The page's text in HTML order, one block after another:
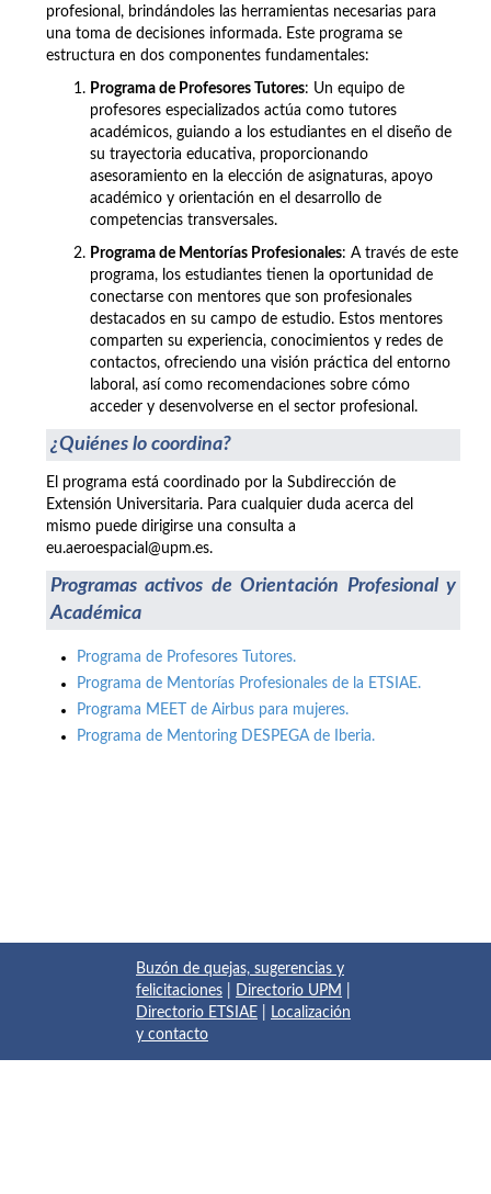
profesional, brindándoles las herramientas necesarias para
una toma de decisiones informada. Este programa se
estructura en dos componentes fundamentales:
Programa de Profesores Tutores: Un equipo de
profesores especializados actúa como tutores
académicos, guiando a los estudiantes en el diseño de
su trayectoria educativa, proporcionando
asesoramiento en la elección de asignaturas, apoyo
académico y orientación en el desarrollo de
competencias transversales.
Programa de Mentorías Profesionales: A través de este
programa, los estudiantes tienen la oportunidad de
conectarse con mentores que son profesionales
destacados en su campo de estudio. Estos mentores
comparten su experiencia, conocimientos y redes de
contactos, ofreciendo una visión práctica del entorno
laboral, así como recomendaciones sobre cómo
acceder y desenvolverse en el sector profesional.
¿Quiénes lo coordina?
El programa está coordinado por la Subdirección de
Extensión Universitaria. Para cualquier duda acerca del
mismo puede dirigirse una consulta a
eu.aeroespacial@upm.es.
Programas activos de Orientación Profesional y
Académica
Programa de Profesores Tutores.
Programa de Mentorías Profesionales de la ETSIAE.
Programa MEET de Airbus para mujeres.
Programa de Mentoring DESPEGA de Iberia.
Buzón de quejas, sugerencias y
felicitaciones
Directorio UPM
Directorio ETSIAE
Localización
y contacto